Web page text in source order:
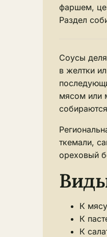
фаршем,
Раздел
Соусы
в желтки
мясом или
ткемали,
ореховый
К
К
К